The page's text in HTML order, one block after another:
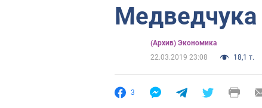
(Архив) Экономика
22.03.2019 23:08
18,1 т.
3